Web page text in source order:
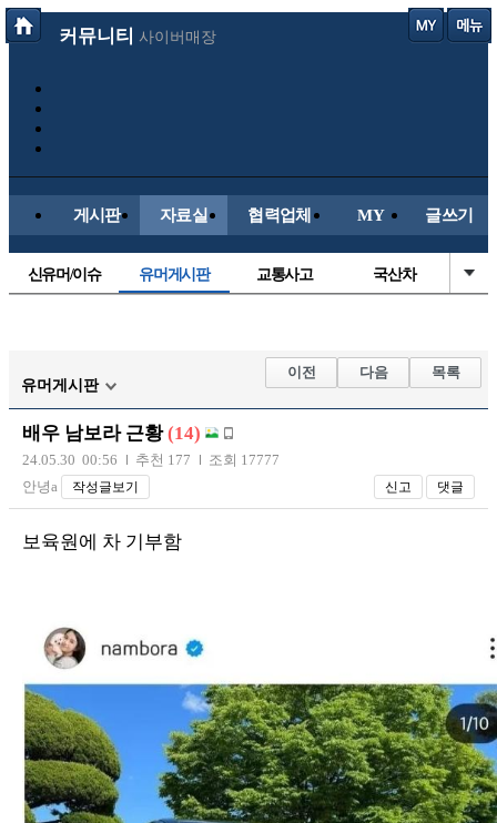
커뮤니티 사이버매장
게시판 자료실 협력업체 MY 글쓰기
신유머/이슈 유머게시판 교통사고 국산차
자유사진 군사/무기
트럭/버스
장착시공사진
유머게시판
이전 다음 목록
배우 남보라 근황 (14)
24.05.30 00:56 추천 177
조회 17777
안녕a
작성글보기 신고 댓글
보육원에 차 기부함